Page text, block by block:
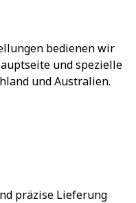
bedienen wir
und spezielle
und Australien.
präzise Lieferung